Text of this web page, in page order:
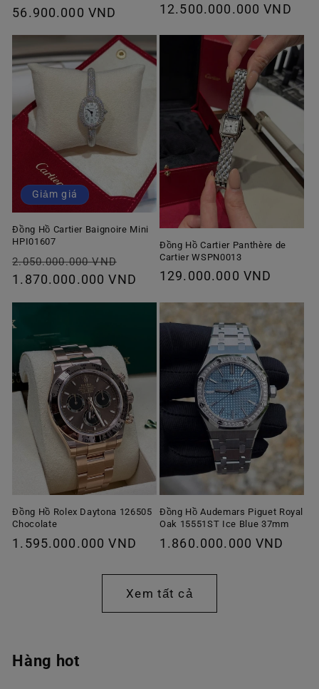
Giá
thường
56.900.000 VND
Giá
12.500.000.000 VND
Giảm giá
Đồng Hồ Cartier Baignoire Mini
HPI01607
Giá
thông
2.050.000.000 VND
ưu
1.870.000.000 VND
Đồng Hồ Cartier Panthère de
Cartier WSPN0013
Giá
thường
129.000.000 VND
Đồng Hồ Rolex Daytona 126505
Chocolate
Giá
1.595.000.000 VND
Đồng Hồ Audemars Piguet Royal
Oak 15551ST Ice Blue 37mm
Giá
thường
1.860.000.000 VND
Xem tất cả
Hàng hot